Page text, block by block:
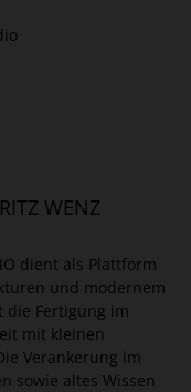
WENZ
dient als Plattform
und modernem
die Fertigung im
mit kleinen
Verankerung im
sowie altes Wissen